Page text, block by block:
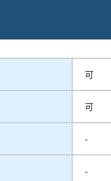
可
可
-
-